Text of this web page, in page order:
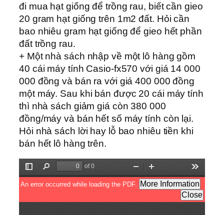
đi mua hạt giống để trồng rau, biết cần gieo
20 gram hạt giống trên 1m2 đất. Hỏi cần
bao nhiêu gram hạt giống để gieo hết phần
đất trồng rau.
+ Một nhà sách nhập về một lô hàng gồm
40 cái máy tính Casio-fx570 với giá 14 000
000 đồng và bán ra với giá 400 000 đồng
một máy. Sau khi bán được 20 cái máy tính
thì nhà sách giảm giá còn 380 000
đồng/máy và bán hết số máy tính còn lại.
Hỏi nhà sách lời hay lỗ bao nhiêu tiền khi
bán hết lô hàng trên.